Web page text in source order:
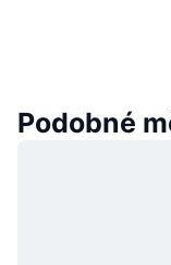
Podobné